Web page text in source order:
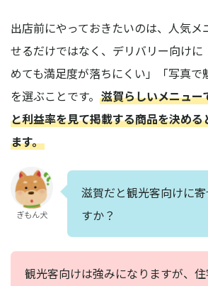
出店前にやっておきたいのは、人気
せるだけではなく、デリバリー向け
めても満足度が落ちにくい」「写真で
を選ぶことです。 滋賀らしいメニュー
と利益率を見て掲載する商品を決め
ます。
ぎもん犬
滋賀だと観光客向けに
すか？
観光客向けは強みになりますが、